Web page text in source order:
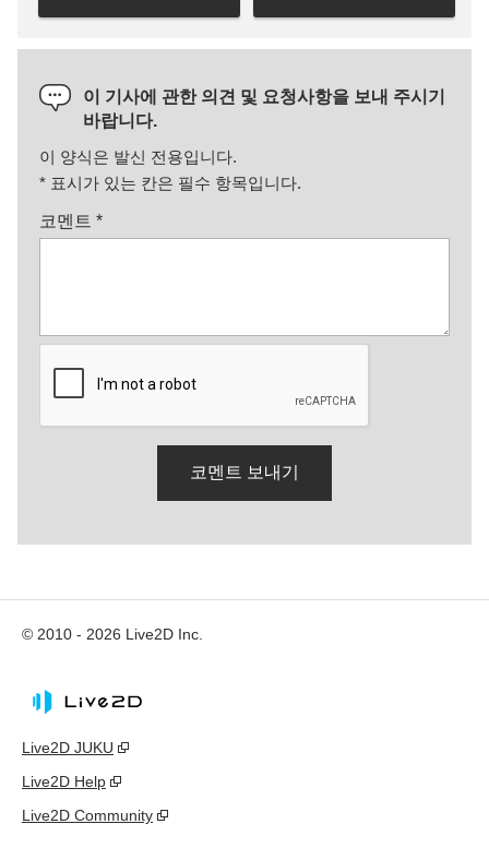
이 기사에 관한 의견 및 요청사항을 보내 주시기
바랍니다.
이 양식은 발신 전용입니다.
* 표시가 있는 칸은 필수 항목입니다.
코멘트 *
© 2010 - 2026 Live2D Inc.
Live2D JUKU
Live2D Help
Live2D Community